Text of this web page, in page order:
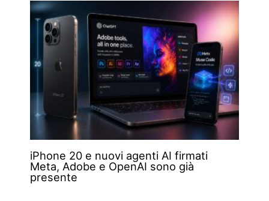
iPhone 20 e nuovi agenti AI firmati
Meta, Adobe e OpenAI sono già
presente